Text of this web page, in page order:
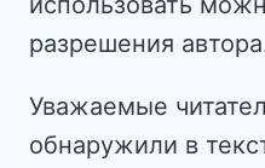
разрешения
Уважаемые
обнаружили в